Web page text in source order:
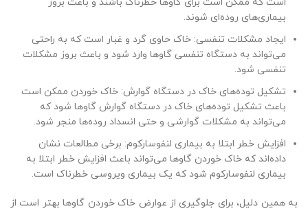
است که ممکن است برای گاوها خطرناک باشند و باعث بروز
بیماری‌های روده‌ای شوند.
ایجاد مشکلات تنفسی: خاک حاوی گرد و غبار است که به راحتی
می‌تواند به دستگاه تنفسی گاوها وارد شود و باعث بروز مشکلات
تنفسی شود.
تشکیل توده‌های خاک در دستگاه گوارش: خاک خوردن ممکن است
باعث تشکیل توده‌های خاک در دستگاه گوارش گاوها شود که
می‌تواند به مشکلات گوارشی و حتی انسداد روده‌ها منجر شود.
افزایش خطر ابتلا به بیماری لنفوسارکوم: برخی مطالعات نشان
داده‌اند که خاک خوردن گاوها می‌تواند باعث افزایش خطر ابتلا به
بیماری لنفوسارکوم شود که یک بیماری ویروسی خطرناک است.
به همین دلیل، برای جلوگیری از عوارض خاک خوردن گاوها بهتر است از